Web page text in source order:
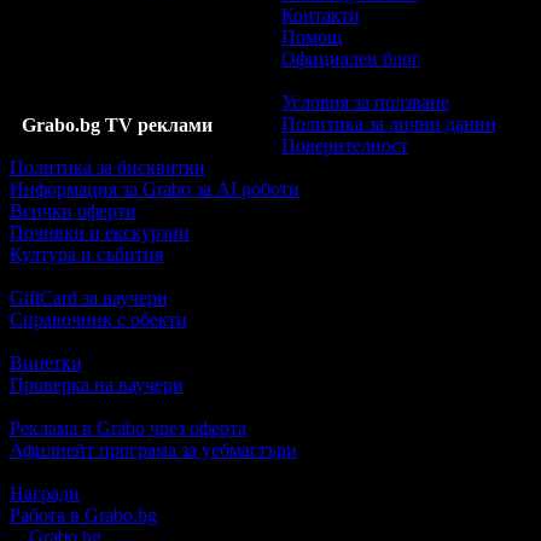
Grabo.bg TV реклами
Контакти
Помощ
Официален блог
Условия за ползване
Политика за лични данни
Поверителност
Политика за бисквитки
Информация за Grabo за AI роботи
Всички оферти
Почивки и екскурзии
Култура и събития
GiftCard за ваучери
Справочник с обекти
Винетки
Проверка на ваучери
Реклама в Grabo чрез оферта
Афилиейт програма за уебмастъри
Награди
Работа в Grabo.bg
Grabo.bg